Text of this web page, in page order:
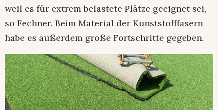
weil es für extrem belastete Plätze geeignet sei,
so Fechner. Beim Material der Kunststofffasern
habe es außerdem große Fortschritte gegeben.